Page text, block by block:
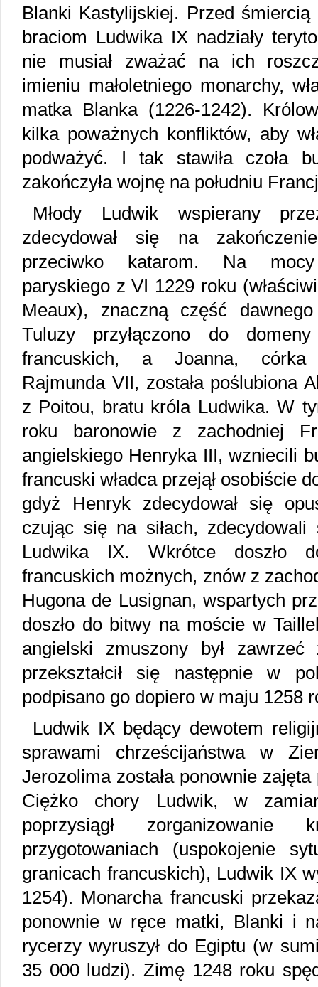
Blanki Kastylijskiej. Przed śmiercią
braciom Ludwika IX nadziały
nie musiał zważać na ich
imieniu małoletniego monarchy,
matka Blanka (1226-1242).
kilka poważnych konfliktów, aby
podważyć. I tak stawiła czoła
zakończyła wojnę na południu
Młody Ludwik wspierany
zdecydował się na
przeciwko katarom. Na
paryskiego z VI 1229 roku
Meaux), znaczną część
Tuluzy przyłączono do domeny
francuskich, a Joanna, córka
Rajmunda VII, została poślubiona
z Poitou, bratu króla Ludwika. W
roku baronowie z zachodniej
angielskiego Henryka III, wzniecili
francuski władca przejął osobiście
gdyż Henryk zdecydował się
czując się na siłach, zdecydowali
Ludwika IX. Wkrótce doszło
francuskich możnych, znów z
Hugona de Lusignan, wspartych
doszło do bitwy na moście w
angielski zmuszony był
przekształcił się następnie w
podpisano go dopiero w maju 1258
Ludwik IX będący dewotem
sprawami chrześcijaństwa w
Jerozolima została ponownie
Ciężko chory Ludwik, w
poprzysiągł zorganizowanie
przygotowaniach (uspokojenie
granicach francuskich), Ludwik IX
1254). Monarcha francuski
ponownie w ręce matki, Blanki i
rycerzy wyruszył do Egiptu (w
35 000 ludzi). Zimę 1248 roku